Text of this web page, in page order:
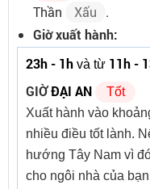
Thần
Xấu
.
Giờ xuất hành:
23h - 1h và từ 11h -
GIỜĐẠI AN
Tốt
Xuất hành vào
nhiều điều tốt lành.
hướng Tây Nam vì
cho ngôi nhà của